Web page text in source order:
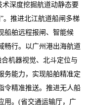
深度挖掘航道动静态要
。推进北江航道船闸多梯
船舶远程报闸、智能候
畅行。以广州港出海航道
机器视觉、北斗定位与
务能力，实现船舶精准定
令精准推送。推进无人船
用。(省交通运输厅，广